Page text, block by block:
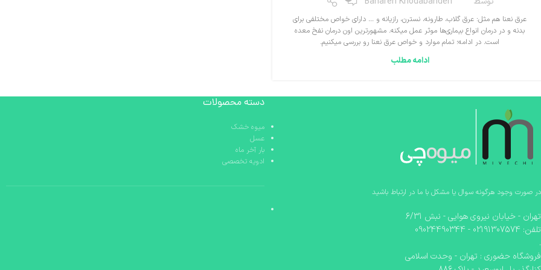
عرق نعنا هم مثل: عرق گلاب، طارونه، نسترن، رازیانه و … دارای خواص مختلفی برای
بدنه و در درمان انواع بیماری‌ها موثر عمل میکنه. مشهورترین اون درمان نفخ معده
است. در ادامه؛ تمام موارد و خواص عرق نعنا رو بررسی میکنیم.
ادامه مطلب
در صورت وجود هرگونه سوال یا مشکل با ما در ارتباط باشید
تهران - خیابان نیروی هوایی - نبش 6/31
تلفن: 02191307574 - 09024490344
.
فروشگاه حضوری : تهران - وحدت اسلامی
دسته محصولات
میوه خشک
عسل
بار آخر ماه
ادویه تخصصی